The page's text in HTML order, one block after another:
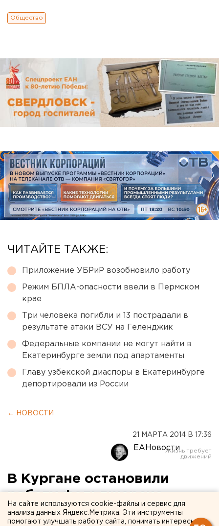
Общество
ЧИТАЙТЕ ТАКЖЕ:
Приложение УБРиР возобновило работу
Режим БПЛА-опасности ввели в Пермском
крае
Три человека погибли и 13 пострадали в
результате атаки ВСУ на Геленджик
Федеральные компании не могут найти в
Екатеринбурге земли под апартаменты
Главу узбекской диаспоры в Екатеринбурге
депортировали из России
← НОВОСТИ
21 МАРТА 2014 В 17:36
ЕАНовости
В Кургане остановили
работу фельдшерско-
акушерского пункта
На сайте используются cookie-файлы и сервис для
анализа данных Яндекс.Метрика. Эти инструменты
помогают улучшать работу сайта, понимать интересы